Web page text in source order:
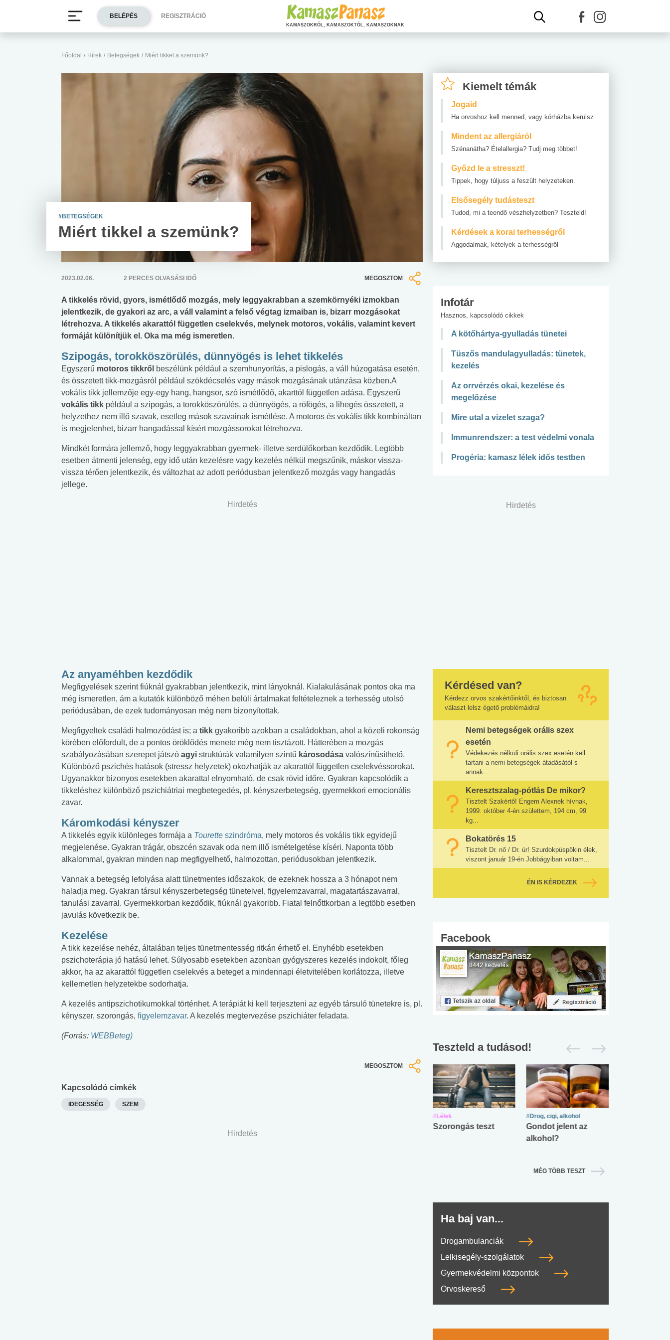
Főoldal / Hírek / Betegségek / Miért tikkel a szemünk?
#BETEGSÉGEK
Miért tikkel a szemünk?
2023.02.06. 2 PERCES OLVASÁSI IDŐ MEGOSZTOM
A tikkelés rövid, gyors, ismétlődő mozgás, mely leggyakrabban a szemkörnyéki izmokban
jelentkezik, de gyakori az arc, a váll valamint a felső végtag izmaiban is, bizarr mozgásokat
létrehozva. A tikkelés akarattól független cselekvés, melynek motoros, vokális, valamint kevert
formáját különítjük el. Oka ma még ismeretlen.
Szipogás, torokköszörülés, dünnyögés is lehet tikkelés
Egyszerű motoros tikkről beszélünk például a szemhunyorítás, a pislogás, a váll húzogatása esetén,
és összetett tikk-mozgásról például szökdécselés vagy mások mozgásának utánzása közben.A
vokális tikk jellemzője egy-egy hang, hangsor, szó ismétlődő, akarttól független adása. Egyszerű
vokális tikk például a szipogás, a torokköszörülés, a dünnyögés, a röfögés, a lihegés összetett, a
helyzethez nem illő szavak, esetleg mások szavainak ismétlése. A motoros és vokális tikk kombináltan
is megjelenhet, bizarr hangadással kísért mozgássorokat létrehozva.
Mindkét formára jellemző, hogy leggyakrabban gyermek- illetve serdülőkorban kezdődik. Legtöbb
esetben átmenti jelenség, egy idő után kezelésre vagy kezelés nélkül megszűnik, máskor vissza-
vissza térően jelentkezik, és változhat az adott periódusban jelentkező mozgás vagy hangadás
jellege.
Hirdetés
Az anyaméhben kezdődik
Megfigyelések szerint fiúknál gyakrabban jelentkezik, mint lányoknál. Kialakulásának pontos oka ma
még ismeretlen, ám a kutatók különböző méhen belüli ártalmakat feltételeznek a terhesség utolsó
periódusában, de ezek tudományosan még nem bizonyítottak.
Megfigyeltek családi halmozódást is; a tikk gyakoribb azokban a családokban, ahol a közeli rokonság
körében előfordult, de a pontos öröklődés menete még nem tisztázott. Hátterében a mozgás
szabályozásában szerepet játszó agyi struktúrák valamilyen szintű károsodása valószínűsíthető.
Különböző pszichés hatások (stressz helyzetek) okozhatják az akarattól független cselekvéssorokat.
Ugyanakkor bizonyos esetekben akarattal elnyomható, de csak rövid időre. Gyakran kapcsolódik a
tikkeléshez különböző pszichiátriai megbetegedés, pl. kényszerbetegség, gyermekkori emocionális
zavar.
Káromkodási kényszer
A tikkelés egyik különleges formája a Tourette szindróma, mely motoros és vokális tikk egyidejű
megjelenése. Gyakran trágár, obszcén szavak oda nem illő ismételgetése kíséri. Naponta több
alkalommal, gyakran minden nap megfigyelhető, halmozottan, periódusokban jelentkezik.
Vannak a betegség lefolyása alatt tünetmentes időszakok, de ezeknek hossza a 3 hónapot nem
haladja meg. Gyakran társul kényszerbetegség tüneteivel, figyelemzavarral, magatartászavarral,
tanulási zavarral. Gyermekkorban kezdődik, fiúknál gyakoribb. Fiatal felnőttkorban a legtöbb esetben
javulás következik be.
Kezelése
A tikk kezelése nehéz, általában teljes tünetmentesség ritkán érhető el. Enyhébb esetekben
pszichoterápia jó hatású lehet. Súlyosabb esetekben azonban gyógyszeres kezelés indokolt, főleg
akkor, ha az akarattól független cselekvés a beteget a mindennapi életvitelében korlátozza, illetve
kellemetlen helyzetekbe sodorhatja.
A kezelés antipszichotikumokkal történhet. A terápiát ki kell terjeszteni az egyéb társuló tünetekre is, pl.
kényszer, szorongás, figyelemzavar. A kezelés megtervezése pszichiáter feladata.
(Forrás: WEBBeteg)
MEGOSZTOM
Kapcsolódó címkék
IDEGESSÉG SZEM
Hirdetés
Kiemelt témák
Jogaid
Ha orvoshoz kell menned, vagy kórházba kerülsz
Mindent az allergiáról
Szénanátha? Ételallergia? Tudj meg többet!
Győzd le a stresszt!
Tippek, hogy túljuss a feszült helyzeteken.
Elsősegély tudásteszt
Tudod, mi a teendő vészhelyzetben? Teszteld!
Kérdések a korai terhességről
Aggodalmak, kételyek a terhességről
Infotár
Hasznos, kapcsolódó cikkek
A kötőhártya-gyulladás tünetei
Tüszős mandulagyulladás: tünetek,
kezelés
Az orrvérzés okai, kezelése és
megelőzése
Mire utal a vizelet szaga?
Immunrendszer: a test védelmi vonala
Progéria: kamasz lélek idős testben
Hirdetés
Kérdésed van?
Kérdezz orvos szakértőinktől, és biztosan
választ lelsz égető problémáidra!
Nemi betegségek orális szex
esetén
Védekezés nélküli orális szex esetén kell
tartani a nemi betegségek átadásától s
annak...
Keresztszalag-pótlás De mikor?
Tisztelt Szakértő! Engem Alexnek hívnak,
1999. október 4-én születtem, 194 cm, 99
kg...
Bokatörés 15
Tisztelt Dr. nő / Dr. úr! Szurdokpüspökin élek,
viszont január 19-én Jobbágyiban voltam...
ÉN IS KÉRDEZEK
Facebook
Teszteld a tudásod!
nyelvvizsga teszt -
#Lélek
Szorongás teszt
#Drog, cigi, alkohol
Gondot jelent az
alkohol?
MÉG TÖBB TESZT
Ha baj van...
Drogambulanciák
Lelkisegély-szolgálatok
Gyermekvédelmi központok
Orvoskereső
BELÉPÉS REGISZTRÁCIÓ
KAMASZOKRÓL, KAMASZOKTÓL, KAMASZOKNAK